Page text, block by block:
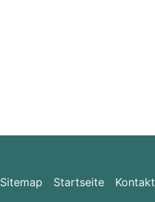
Sitemap Startseite Kontakt